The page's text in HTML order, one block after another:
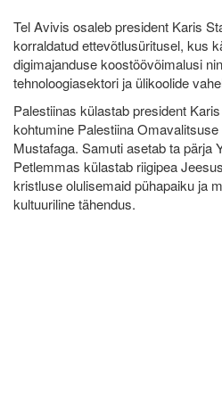
Tel Avivis osaleb president Karis
korraldatud ettevõtlusüritusel, kus
digimajanduse koostöövõimalusi
tehnoloogiasektori ja ülikoolide
Palestiinas külastab president
kohtumine Palestiina
Mustafaga. Samuti asetab ta pärja
Petlemmas külastab riigipea
kristluse olulisemaid pühapaiku ja
kultuuriline tähendus.